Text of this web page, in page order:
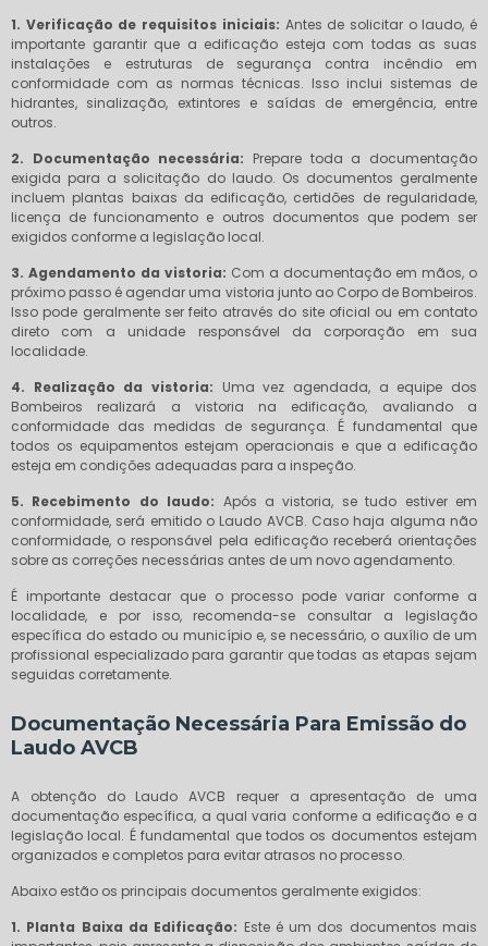
1. Verificação de requisitos iniciais: Antes de solicitar o laudo, é
importante garantir que a edificação esteja com todas as suas
instalações e estruturas de segurança contra incêndio em
conformidade com as normas técnicas. Isso inclui sistemas de
hidrantes, sinalização, extintores e saídas de emergência, entre
outros.
2. Documentação necessária: Prepare toda a documentação
exigida para a solicitação do laudo. Os documentos geralmente
incluem plantas baixas da edificação, certidões de regularidade,
licença de funcionamento e outros documentos que podem ser
exigidos conforme a legislação local.
3. Agendamento da vistoria: Com a documentação em mãos, o
próximo passo é agendar uma vistoria junto ao Corpo de Bombeiros.
Isso pode geralmente ser feito através do site oficial ou em contato
direto com a unidade responsável da corporação em sua
localidade.
4. Realização da vistoria: Uma vez agendada, a equipe dos
Bombeiros realizará a vistoria na edificação, avaliando a
conformidade das medidas de segurança. É fundamental que
todos os equipamentos estejam operacionais e que a edificação
esteja em condições adequadas para a inspeção.
5. Recebimento do laudo: Após a vistoria, se tudo estiver em
conformidade, será emitido o Laudo AVCB. Caso haja alguma não
conformidade, o responsável pela edificação receberá orientações
sobre as correções necessárias antes de um novo agendamento.
É importante destacar que o processo pode variar conforme a
localidade, e por isso, recomenda-se consultar a legislação
específica do estado ou município e, se necessário, o auxílio de um
profissional especializado para garantir que todas as etapas sejam
seguidas corretamente.
Documentação Necessária Para Emissão do
Laudo AVCB
A obtenção do Laudo AVCB requer a apresentação de uma
documentação específica, a qual varia conforme a edificação e a
legislação local. É fundamental que todos os documentos estejam
organizados e completos para evitar atrasos no processo.
Abaixo estão os principais documentos geralmente exigidos:
1. Planta Baixa da Edificação: Este é um dos documentos mais